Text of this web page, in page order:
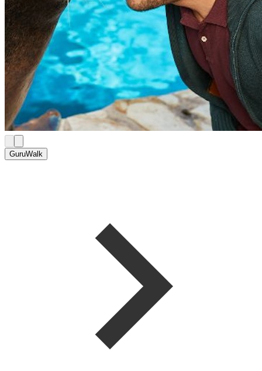
GuruWalk